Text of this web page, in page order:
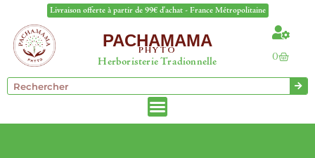
Livraison offerte à partir de 99€ d'achat - France Métropolitaine
PACHAMAMA
PHYTO
Herboristerie Tradionnelle 0